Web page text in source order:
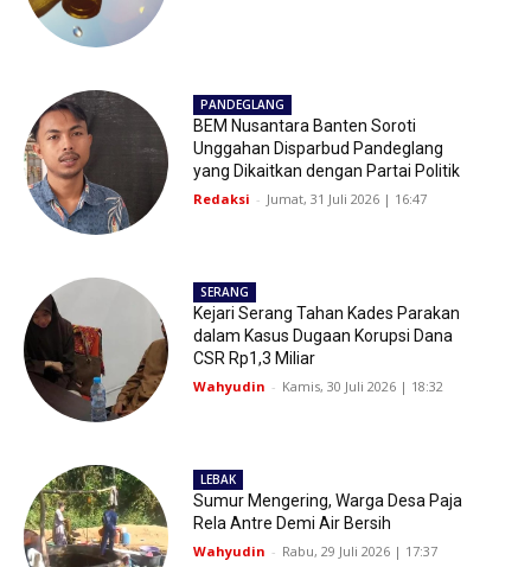
PANDEGLANG
BEM Nusantara Banten Soroti
Unggahan Disparbud Pandeglang
yang Dikaitkan dengan Partai Politik
Redaksi - Jumat, 31 Juli 2026 | 16:47
SERANG
Kejari Serang Tahan Kades Parakan
dalam Kasus Dugaan Korupsi Dana
CSR Rp1,3 Miliar
Wahyudin - Kamis, 30 Juli 2026 | 18:32
LEBAK
Sumur Mengering, Warga Desa Paja
Rela Antre Demi Air Bersih
Wahyudin - Rabu, 29 Juli 2026 | 17:37